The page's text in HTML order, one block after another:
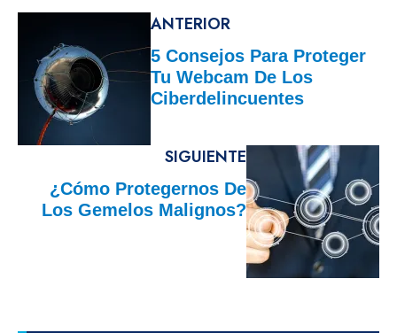
ANTERIOR
5 Consejos Para Proteger
Tu Webcam De Los
Ciberdelincuentes
SIGUIENTE
¿Cómo Protegernos De
Los Gemelos Malignos?